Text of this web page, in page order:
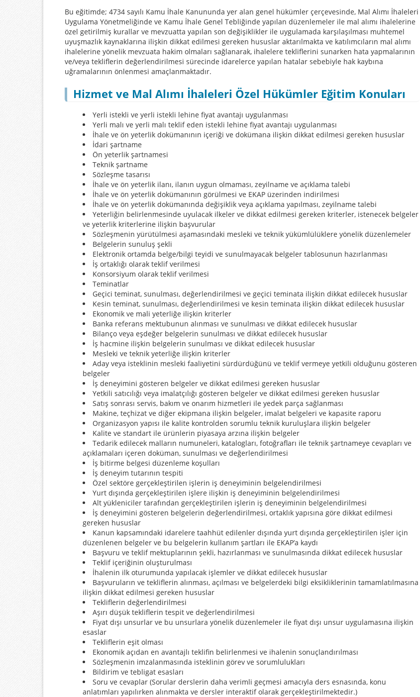
Bu eğitimde; 4734 sayılı Kamu İhale Kanununda yer alan genel hükümler çerçevesinde, Mal Alımı İhaleleri
Uygulama Yönetmeliğinde ve Kamu İhale Genel Tebliğinde yapılan düzenlemeler ile mal alımı ihalelerine
özel getirilmiş kurallar ve mevzuatta yapılan son değişiklikler ile uygulamada karşılaşılması muhtemel
uyuşmazlık kaynaklarına ilişkin dikkat edilmesi gereken hususlar aktarılmakta ve katılımcıların mal alımı
ihalelerine yönelik mevzuata hakim olmaları sağlanarak, ihalelere tekliflerini sunarken hata yapmalarının
ve/veya tekliflerin değerlendirilmesi sürecinde idarelerce yapılan hatalar sebebiyle hak kaybına
uğramalarının önlenmesi amaçlanmaktadır.
Hizmet ve Mal Alımı İhaleleri Özel Hükümler Eğitim Konuları
Yerli istekli ve yerli istekli lehine fiyat avantajı uygulanması
Yerli malı ve yerli malı teklif eden istekli lehine fiyat avantajı uygulanması
İhale ve ön yeterlik dokümanının içeriği ve dokümana ilişkin dikkat edilmesi gereken hususlar
İdari şartname
Ön yeterlik şartnamesi
Teknik şartname
Sözleşme tasarısı
İhale ve ön yeterlik ilanı, ilanın uygun olmaması, zeyilname ve açıklama talebi
İhale ve ön yeterlik dokümanının görülmesi ve EKAP üzerinden indirilmesi
İhale ve ön yeterlik dokümanında değişiklik veya açıklama yapılması, zeyilname talebi
Yeterliğin belirlenmesinde uyulacak ilkeler ve dikkat edilmesi gereken kriterler, istenecek belgeler
ve yeterlik kriterlerine ilişkin başvurular
Sözleşmenin yürütülmesi aşamasındaki mesleki ve teknik yükümlülüklere yönelik düzenlemeler
Belgelerin sunuluş şekli
Elektronik ortamda belge/bilgi teyidi ve sunulmayacak belgeler tablosunun hazırlanması
İş ortaklığı olarak teklif verilmesi
Konsorsiyum olarak teklif verilmesi
Teminatlar
Geçici teminat, sunulması, değerlendirilmesi ve geçici teminata ilişkin dikkat edilecek hususlar
Kesin teminat, sunulması, değerlendirilmesi ve kesin teminata ilişkin dikkat edilecek hususlar
Ekonomik ve mali yeterliğe ilişkin kriterler
Banka referans mektubunun alınması ve sunulması ve dikkat edilecek hususlar
Bilanço veya eşdeğer belgelerin sunulması ve dikkat edilecek hususlar
İş hacmine ilişkin belgelerin sunulması ve dikkat edilecek hususlar
Mesleki ve teknik yeterliğe ilişkin kriterler
Aday veya isteklinin mesleki faaliyetini sürdürdüğünü ve teklif vermeye yetkili olduğunu gösteren
belgeler
İş deneyimini gösteren belgeler ve dikkat edilmesi gereken hususlar
Yetkili satıcılığı veya imalatçılığı gösteren belgeler ve dikkat edilmesi gereken hususlar
Satış sonrası servis, bakım ve onarım hizmetleri ile yedek parça sağlanması
Makine, teçhizat ve diğer ekipmana ilişkin belgeler, imalat belgeleri ve kapasite raporu
Organizasyon yapısı ile kalite kontrolden sorumlu teknik kuruluşlara ilişkin belgeler
Kalite ve standart ile ürünlerin piyasaya arzına ilişkin belgeler
Tedarik edilecek malların numuneleri, katalogları, fotoğrafları ile teknik şartnameye cevapları ve
açıklamaları içeren doküman, sunulması ve değerlendirilmesi
İş bitirme belgesi düzenleme koşulları
İş deneyim tutarının tespiti
Özel sektöre gerçekleştirilen işlerin iş deneyiminin belgelendirilmesi
Yurt dışında gerçekleştirilen işlere ilişkin iş deneyiminin belgelendirilmesi
Alt yükleniciler tarafından gerçekleştirilen işlerin iş deneyiminin belgelendirilmesi
İş deneyimini gösteren belgelerin değerlendirilmesi, ortaklık yapısına göre dikkat edilmesi
gereken hususlar
Kanun kapsamındaki idarelere taahhüt edilenler dışında yurt dışında gerçekleştirilen işler için
düzenlenen belgeler ve bu belgelerin kullanım şartları ile EKAP’a kaydı
Başvuru ve teklif mektuplarının şekli, hazırlanması ve sunulmasında dikkat edilecek hususlar
Teklif içeriğinin oluşturulması
İhalenin ilk oturumunda yapılacak işlemler ve dikkat edilecek hususlar
Başvuruların ve tekliflerin alınması, açılması ve belgelerdeki bilgi eksikliklerinin tamamlatılmasına
ilişkin dikkat edilmesi gereken hususlar
Tekliflerin değerlendirilmesi
Aşırı düşük tekliflerin tespit ve değerlendirilmesi
Fiyat dışı unsurlar ve bu unsurlara yönelik düzenlemeler ile fiyat dışı unsur uygulamasına ilişkin
esaslar
Tekliflerin eşit olması
Ekonomik açıdan en avantajlı teklifin belirlenmesi ve ihalenin sonuçlandırılması
Sözleşmenin imzalanmasında isteklinin görev ve sorumlulukları
Bildirim ve tebligat esasları
Soru ve cevaplar (Sorular derslerin daha verimli geçmesi amacıyla ders esnasında, konu
anlatımları yapılırken alınmakta ve dersler interaktif olarak gerçekleştirilmektedir.)